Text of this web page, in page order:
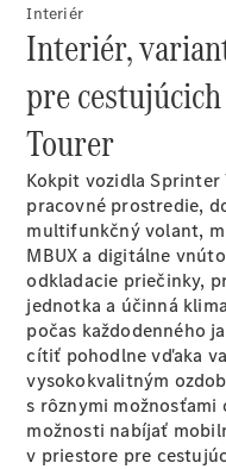
eSprinter
eSprinter
Skriňové
vozidlo
Elektrické
Šasi -
eSprinter
Šasi -
Valník
Elektrické
Konfigurátor
úžitkových
vozidiel
eVito
Interiér
Interiér,
pre
Tourer
Kokpit vozidla
pracovné prostredie,
multifunkčný volant,
MBUXa digitálne
odkladacie priečinky,
jednotka a účinná
počas každodenného
cítiť pohodlne vďaka
vysokokvalitným
s rôznymi možnosťami
možnosti nabíjať
v priestore pre